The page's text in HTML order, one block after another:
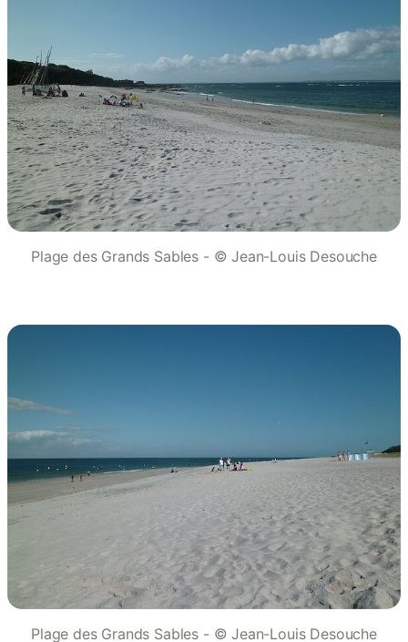
Plage des Grands Sables - © Jean-Louis Desouche
Plage des Grands Sables - © Jean-Louis Desouche